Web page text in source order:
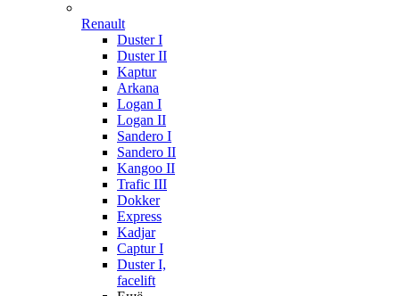
Renault
Duster I
Duster II
Kaptur
Arkana
Logan I
Logan II
Sandero I
Sandero II
Kangoo II
Trafic III
Dokker
Express
Kadjar
Captur I
Duster I,
facelift